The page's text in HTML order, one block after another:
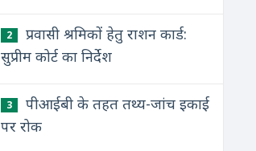
2
प्रवासी श्रमिकों हेतु राशन कार्ड:
सुप्रीम कोर्ट का निर्देश
3
पीआईबी के तहत तथ्य-जांच इकाई
पर रोक